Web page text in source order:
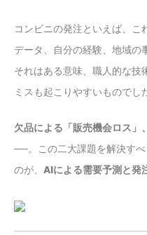
コンビニの発注といえば、
データ、自分の経験、地域の
それはある意味、職人的な技
ミスも起こりやすいものでし
欠品による「販売機会ロス」
──。この二大課題を解決す
のが、 AIによる需要予測と発